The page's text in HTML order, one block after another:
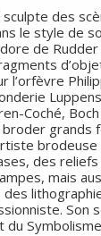
des
le style de
de
l’orfèvre
Coché,
grands
brodeuse
des
mais
Son
du